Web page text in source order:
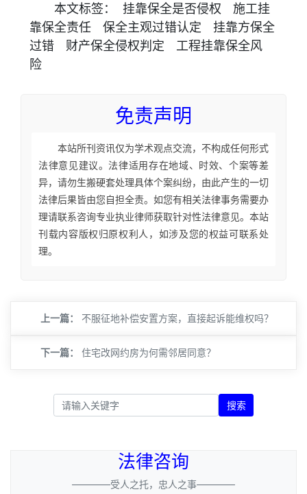
本文标签： 挂靠保全是否侵权
施工挂
靠保全责任
保全主观过错认定
挂靠方保全
过错
财产保全侵权判定
工程挂靠保全风
险
免责声明
本站所刊资讯仅为学术观点交流，不构成任何形式
法律意见建议。法律适用存在地域、时效、个案等差
异，请勿生搬硬套处理具体个案纠纷，由此产生的一切
法律后果皆由您自担全责。如您有相关法律事务需要办
理请联系咨询专业执业律师获取针对性法律意见。本站
刊载内容版权归原权利人，如涉及您的权益可联系处
理。
上一篇： 不服征地补偿安置方案，直接起诉能维权吗？
下一篇： 住宅改网约房为何需邻居同意？
搜索
法律咨询
————受人之托，忠人之事————